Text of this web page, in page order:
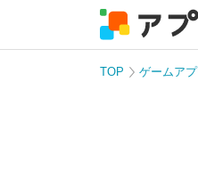
TOP ゲームアプ